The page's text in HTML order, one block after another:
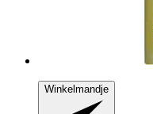
Winkelmandje